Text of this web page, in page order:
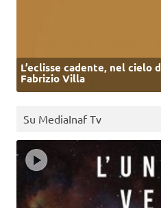
L’eclisse cadente, nel cielo
Fabrizio Villa
Su MediaInaf Tv